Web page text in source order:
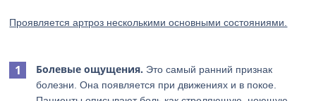
Проявляется артроз несколькими основными состояниями.
Болевые ощущения. Это самый ранний признак
болезни. Она появляется при движениях и в покое.